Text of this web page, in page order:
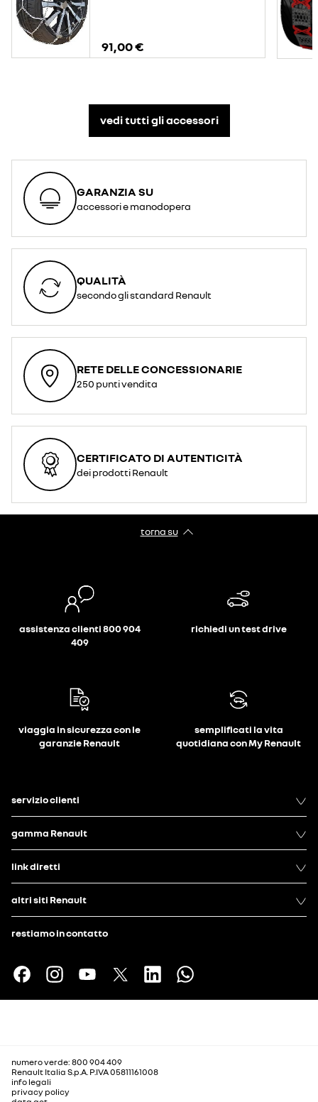
91,00 €
vedi tutti gli accessori​
GARANZIA SU
accessori e manodopera
QUALITÀ
secondo gli standard Renault
RETE DELLE CONCESSIONARIE
250 punti vendita
CERTIFICATO DI AUTENTICITÀ
dei prodotti Renault
torna su
assistenza clienti 800 904
409
richiedi un test drive
viaggia in sicurezza con le
garanzie Renault
semplificati la vita
quotidiana con My Renault
servizio clienti
gamma Renault
link diretti
altri siti Renault
restiamo in contatto
numero verde: 800 904 409
Renault Italia S.p.A. P.IVA 05811161008
info legali
privacy policy